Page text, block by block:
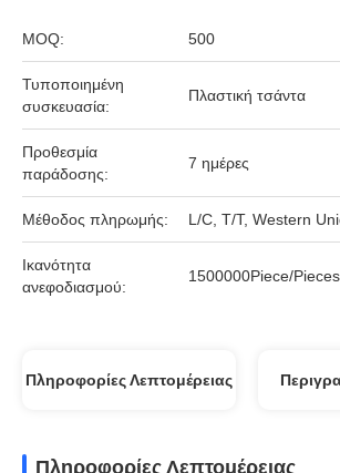
MOQ: 500
Τυποποιημένη
συσκευασία:
Πλαστική τσάντα
Προθεσμία
παράδοσης:
7 ημέρες
Μέθοδος πληρωμής: L/C, T/T, Western
Ικανότητα
ανεφοδιασμού:
1500000Piece/
Πληροφορίες Λεπτομέρειας
Πληροφορίες Λεπτομέρειας